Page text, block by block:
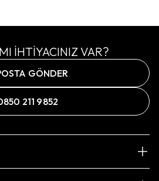
İHTİYACINIZ VAR?
GÖNDER
211 9852